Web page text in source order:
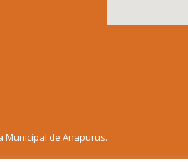
de Anapurus.